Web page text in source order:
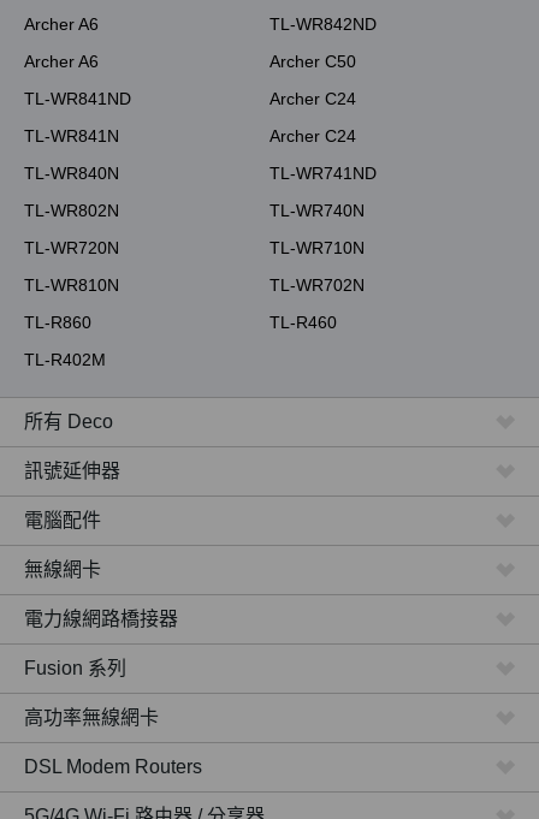
Archer A6
TL-WR842ND
Archer A6
Archer C50
TL-WR841ND
Archer C24
TL-WR841N
Archer C24
TL-WR840N
TL-WR741ND
TL-WR802N
TL-WR740N
TL-WR720N
TL-WR710N
TL-WR810N
TL-WR702N
TL-R860
TL-R460
TL-R402M
所有 Deco
訊號延伸器
電腦配件
無線網卡
電力線網路橋接器
Fusion 系列
高功率無線網卡
DSL Modem Routers